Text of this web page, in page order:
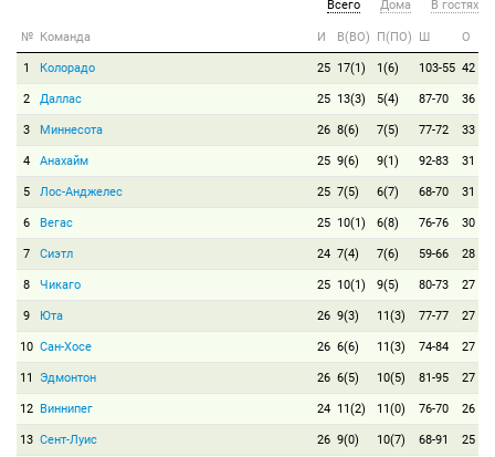
Всего Дома В гостях
№ Команда И В(ВО) П(ПО) Ш О
1 Колорадо 25 17(1) 1(6) 103-55 42
2 Даллас 25 13(3) 5(4) 87-70 36
3 Миннесота 26 8(6) 7(5) 77-72 33
4 Анахайм 25 9(6) 9(1) 92-83 31
5 Лос-Анджелес 25 7(5) 6(7) 68-70 31
6 Вегас 25 10(1) 6(8) 76-76 30
7 Сиэтл 24 7(4) 7(6) 59-66 28
8 Чикаго 25 10(1) 9(5) 80-73 27
9 Юта 26 9(3) 11(3) 77-77 27
10 Сан-Хосе 26 6(6) 11(3) 74-84 27
11 Эдмонтон 26 6(5) 10(5) 81-95 27
12 Виннипег 24 11(2) 11(0) 76-70 26
13 Сент-Луис 26 9(0) 10(7) 68-91 25